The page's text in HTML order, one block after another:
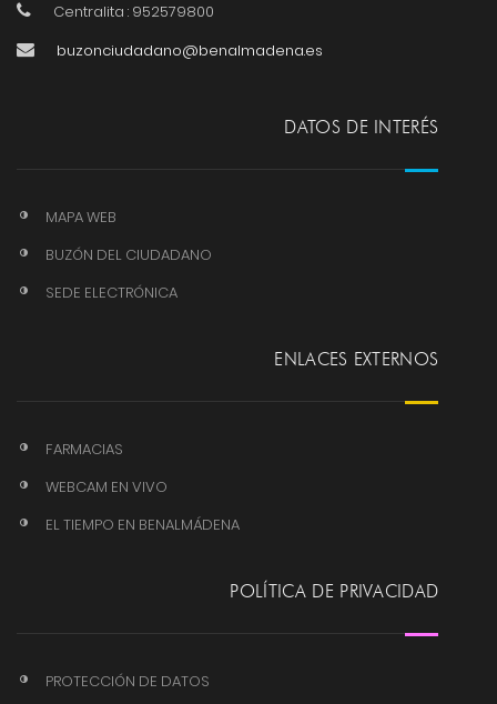
Centralita : 952579800
buzonciudadano@benalmadena.es
DATOS DE INTERÉS
MAPA WEB
BUZÓN DEL CIUDADANO
SEDE ELECTRÓNICA
ENLACES EXTERNOS
FARMACIAS
WEBCAM EN VIVO
EL TIEMPO EN BENALMÁDENA
POLÍTICA DE PRIVACIDAD
PROTECCIÓN DE DATOS